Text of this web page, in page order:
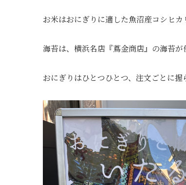
お米はおにぎりに適した魚沼産コシヒ
海苔は、横浜名店『蔦金商店』の海苔が
おにぎりはひとつひとつ、注文ごとに